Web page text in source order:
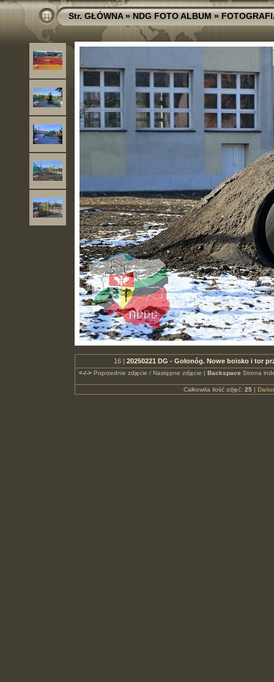
Str. GŁÓWNA»NDG FOTO ALBUM»
16 | 20250221 DG - Gołonóg. Nowe boisko i tor
<-/->Poprzednie zdjęcie / Następne zdjęcie | Backspace Strona
Całkowita ilość zdjęć: 25|